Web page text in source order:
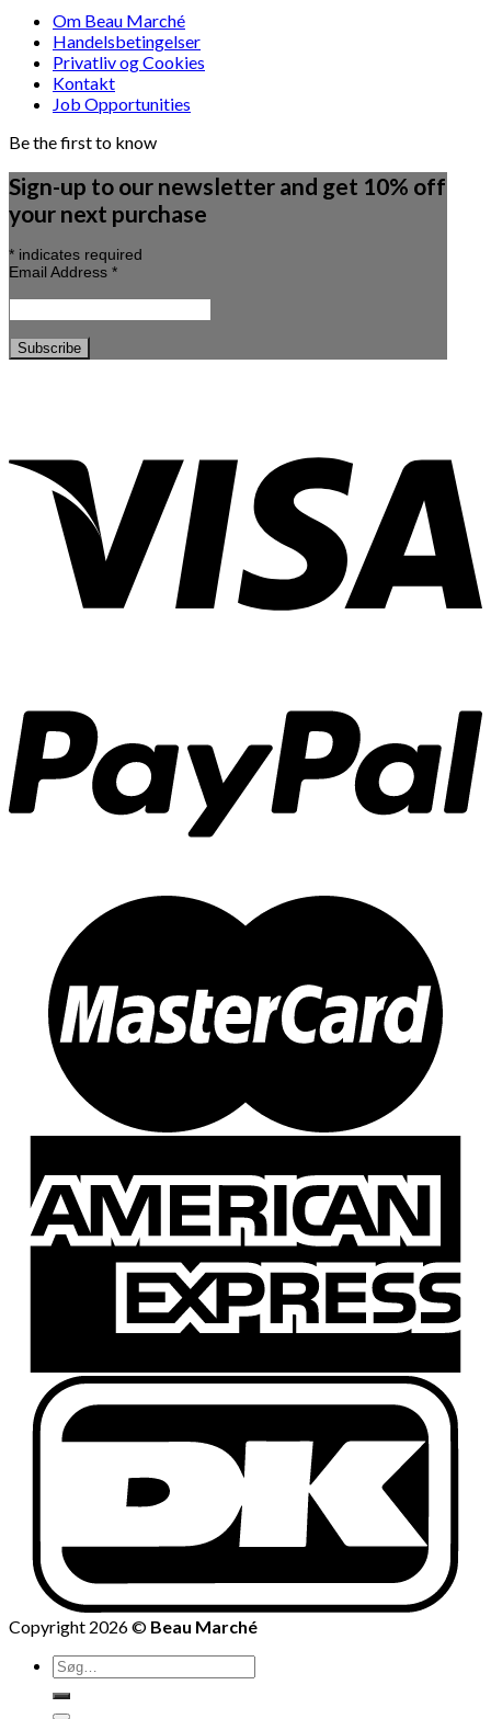
Om Beau Marché
Handelsbetingelser
Privatliv og Cookies
Kontakt
Job Opportunities
Be the first to know
Sign-up to our newsletter and get 10% off
your next purchase
* indicates required
Email Address *
Copyright 2026 © Beau Marché
Søg
efter: